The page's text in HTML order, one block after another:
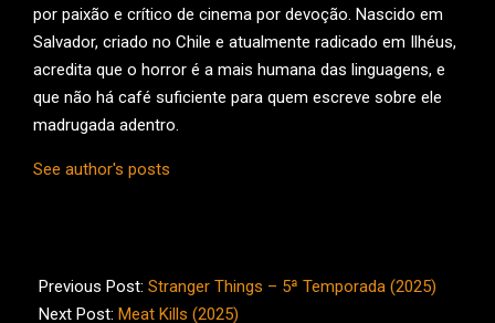
por paixão e crítico de cinema por devoção. Nascido em
Salvador, criado no Chile e atualmente radicado em Ilhéus,
acredita que o horror é a mais humana das linguagens, e
que não há café suficiente para quem escreve sobre ele
madrugada adentro.
See author's posts
01-
09
Previous Post: Stranger Things – 5ª Temporada (2025)
Next Post: Meat Kills (2025)